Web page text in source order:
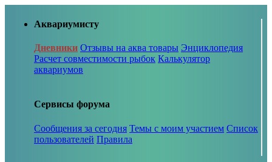
Аквариумисту
Дневники Отзывы на аква товары Энциклопедия
Расчет совместимости рыбок Калькулятор
аквариумов
Сервисы форума
Сообщения за сегодня Темы с моим участием Список
пользователей Правила